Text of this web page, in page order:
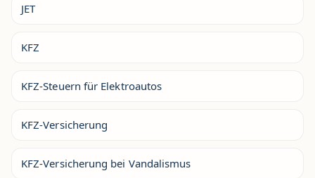
JET
KFZ
KFZ-Steuern für Elektroautos
KFZ-Versicherung
KFZ-Versicherung bei Vandalismus